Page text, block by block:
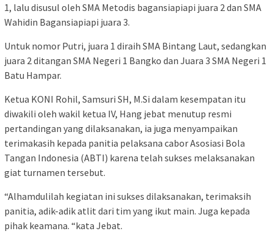
1, lalu disusul oleh SMA Metodis bagansiapiapi juara 2 dan SMA
Wahidin Bagansiapiapi juara 3.
Untuk nomor Putri, juara 1 diraih SMA Bintang Laut, sedangkan
juara 2 ditangan SMA Negeri 1 Bangko dan Juara 3 SMA Negeri 1
Batu Hampar.
Ketua KONI Rohil, Samsuri SH, M.Si dalam kesempatan itu
diwakili oleh wakil ketua IV, Hang jebat menutup resmi
pertandingan yang dilaksanakan, ia juga menyampaikan
terimakasih kepada panitia pelaksana cabor Asosiasi Bola
Tangan Indonesia (ABTI) karena telah sukses melaksanakan
giat turnamen tersebut.
“Alhamdulilah kegiatan ini sukses dilaksanakan, terimaksih
panitia, adik-adik atlit dari tim yang ikut main. Juga kepada
pihak keamana. “kata Jebat.